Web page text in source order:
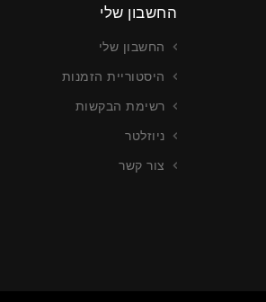
החשבון שלי
החשבון שלי
היסטוריית הזמנות
רשימת הבקשות
ניוזלטר
צור קשר